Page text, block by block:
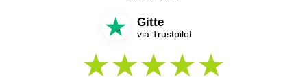
Gitte
via Trustpilot